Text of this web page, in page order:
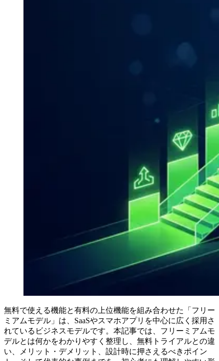
無料で使える機能と有料の上位機能を組み合わせた「フリー
ミアムモデル」は、SaaSやスマホアプリを中心に広く採用さ
れているビジネスモデルです。本記事では、フリーミアムモ
デルとは何かをわかりやすく整理し、無料トライアルとの違
い、メリット・デメリット、設計時に押さえるべきポイン